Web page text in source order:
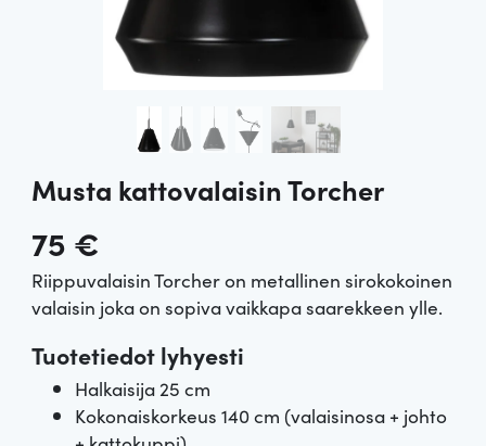
Musta kattovalaisin Torcher
75 €
Riippuvalaisin Torcher on metallinen sirokokoinen
valaisin joka on sopiva vaikkapa saarekkeen ylle.
Tuotetiedot lyhyesti
Halkaisija 25 cm
Kokonaiskorkeus 140 cm (valaisinosa + johto